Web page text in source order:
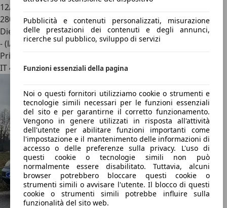
Pubblicità e contenuti personalizzati, misurazione
delle prestazioni dei contenuti e degli annunci,
ricerche sul pubblico, sviluppo di servizi
Funzioni essenziali della pagina
Noi o questi fornitori utilizziamo cookie o strumenti e
tecnologie simili necessari per le funzioni essenziali
del sito e per garantirne il corretto funzionamento.
Vengono in genere utilizzati in risposta all'attività
dell'utente per abilitare funzioni importanti come
l'impostazione e il mantenimento delle informazioni di
accesso o delle preferenze sulla privacy. L'uso di
questi cookie o tecnologie simili non può
normalmente essere disabilitato. Tuttavia, alcuni
browser potrebbero bloccare questi cookie o
strumenti simili o avvisare l'utente. Il blocco di questi
cookie o strumenti simili potrebbe influire sulla
funzionalità del sito web.
12/2007
280.000 km
Diesel
- (l/100 km)
Privato
IT 41042